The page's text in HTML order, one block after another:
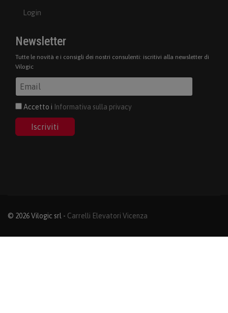
Login
Newsletter
Tutte le novità e i consigli dei nostri consulenti: iscritivi alla newsletter di
Vilogic
Accetto i Informativa sulla privacy
Iscriviti
© 2026 Vilogic srl - Carrelli Elevatori Vicenza